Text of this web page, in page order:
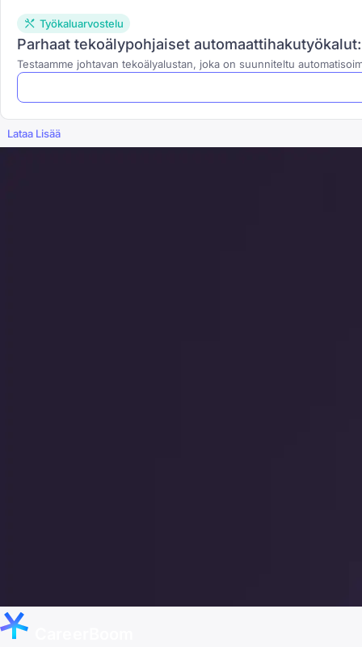
Työkaluarvostelu
Parhaat tekoälypohjaiset
Testaamme johtavan tekoälyalustan, joka on suunniteltu
Lataa Lisää